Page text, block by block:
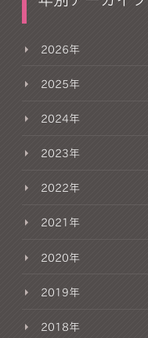
2026年
2025年
2024年
2023年
2022年
2021年
2020年
2019年
2018年